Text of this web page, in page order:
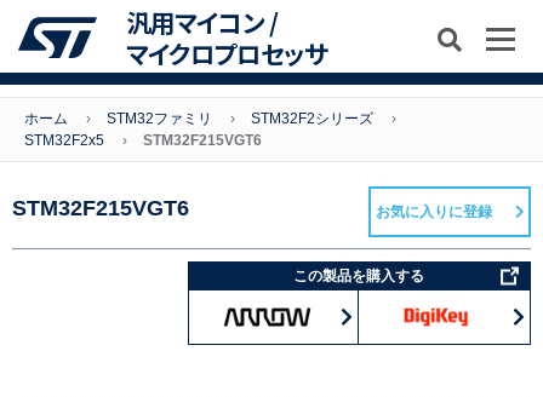
汎用マイコン /
マイクロプロセッサ
ホーム STM32ファミリ
STM32F2シリーズ
STM32F2x5
STM32F215VGT6
STM32F215VGT6
この製品を購入する
お気に入りに登録